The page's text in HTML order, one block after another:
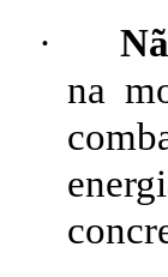
·
na